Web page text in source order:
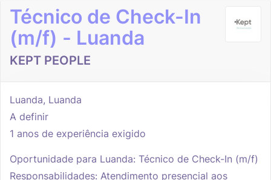
Técnico de Check-In
(m/f) - Luanda
KEPT PEOPLE
Luanda, Luanda
A definir
1 anos de experiência exigido
Oportunidade para Luanda: Técnico de Check-In (m/f)
Responsabilidades: Atendimento presencial aos